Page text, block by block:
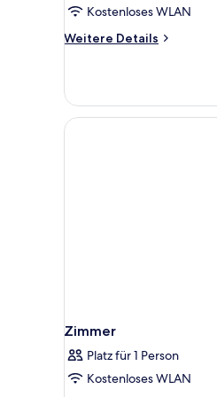
Kostenloses WLAN
Weitere Details
Weitere
oder
Zweibettzimmer
(Land
Zimmer
Platz für 1 Person
Kostenloses WLAN